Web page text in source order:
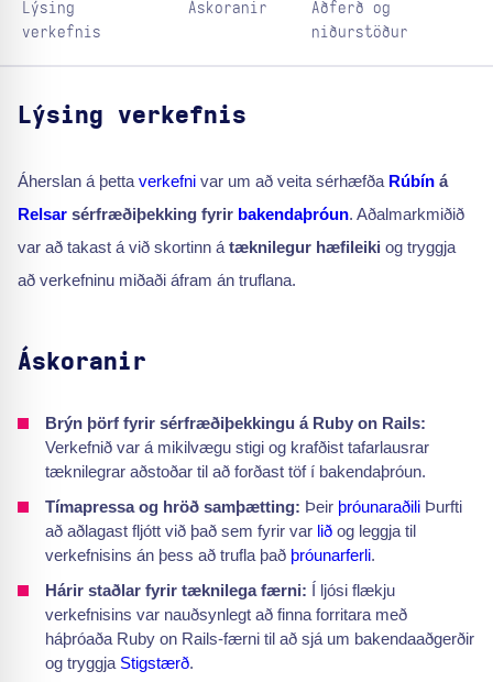
Lýsing
verkefnis
Áskoranir
Aðferð og
niðurstöður
Lýsing verkefnis
Áherslan á þetta verkefni var um að veita sérhæfða Rúbín á
Relsar sérfræðiþekking fyrir bakendaþróun. Aðalmarkmiðið
var að takast á við skortinn á tæknilegur hæfileiki og tryggja
að verkefninu miðaði áfram án truflana.
Áskoranir
Brýn þörf fyrir sérfræðiþekkingu á Ruby on Rails:
Verkefnið var á mikilvægu stigi og krafðist tafarlausrar
tæknilegrar aðstoðar til að forðast töf í bakendaþróun.
Tímapressa og hröð samþætting: Þeir þróunaraðili Þurfti
að aðlagast fljótt við það sem fyrir var lið og leggja til
verkefnisins án þess að trufla það þróunarferli.
Hárir staðlar fyrir tæknilega færni: Í ljósi flækju
verkefnisins var nauðsynlegt að finna forritara með
háþróaða Ruby on Rails-færni til að sjá um bakendaaðgerðir
og tryggja Stigstærð.